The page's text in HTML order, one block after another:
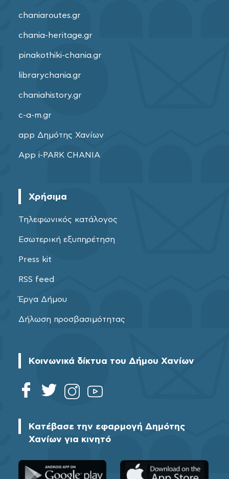
chaniaroutes.gr
chania-heritage.gr
pinakothiki-chania.gr
librarychania.gr
chaniahistory.gr
c-a-m.gr
app Δημότης Χανίων
App i-PARK CHANIA
Χρήσιμα
Τηλεφωνικός κατάλογος
Εσωτερική εξυπηρέτηση
Press kit
RSS feed
Έργα Δήμου
Δήλωση προσβασιμότητας
Κοινωνικά δίκτυα του Δήμου Χανίων
Κατέβασε την εφαρμογή Δημότης
Χανίων για κινητό